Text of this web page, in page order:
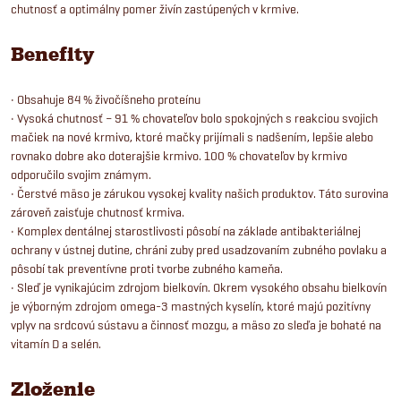
chutnosť a optimálny pomer živín zastúpených v krmive.
Benefity
• Obsahuje 84 % živočíšneho proteínu
• Vysoká chutnosť – 91 % chovateľov bolo spokojných s reakciou svojich
mačiek na nové krmivo, ktoré mačky prijímali s nadšením, lepšie alebo
rovnako dobre ako doterajšie krmivo. 100 % chovateľov by krmivo
odporučilo svojim známym.
• Čerstvé mäso je zárukou vysokej kvality našich produktov. Táto surovina
zároveň zaisťuje chutnosť krmiva.
• Komplex dentálnej starostlivosti pôsobí na základe antibakteriálnej
ochrany v ústnej dutine, chráni zuby pred usadzovaním zubného povlaku a
pôsobí tak preventívne proti tvorbe zubného kameňa.
• Sleď je vynikajúcim zdrojom bielkovín. Okrem vysokého obsahu bielkovín
je výborným zdrojom omega-3 mastných kyselín, ktoré majú pozitívny
vplyv na srdcovú sústavu a činnosť mozgu, a mäso zo sleďa je bohaté na
vitamín D a selén.
Zloženie